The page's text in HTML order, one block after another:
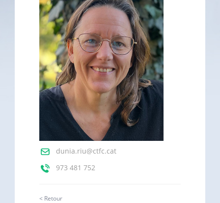
dunia.riu@ctfc.cat
973 481 752
< Retour